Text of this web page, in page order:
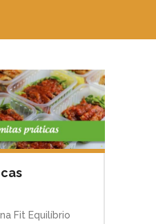
Fit Equilíbrio